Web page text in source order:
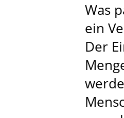
Was
ein
Der